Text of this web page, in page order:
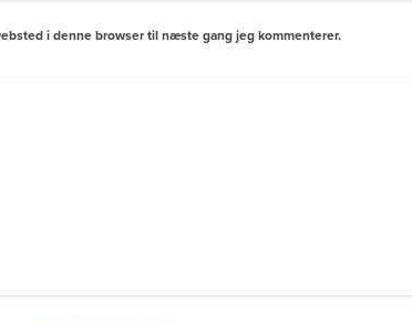
i denne browser til næste gang jeg kommenterer.